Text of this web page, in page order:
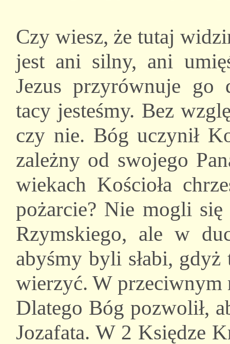
Czy wiesz, że tutaj
jest ani silny, ani
Jezus przyrównuje go
tacy jesteśmy. Bez
czy nie. Bóg uczynił
zależny od swojego
wiekach Kościoła
pożarcie? Nie mogli się
Rzymskiego, ale w
abyśmy byli słabi,
wierzyć. W przeciwnym
Dlatego Bóg pozwolił,
Jozafata. W 2 Księdze